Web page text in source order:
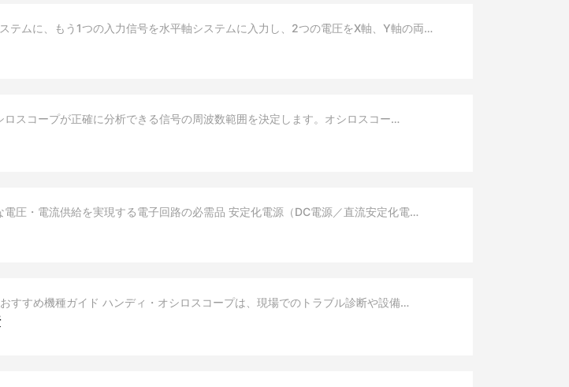
テムに、もう1つの入力信号を水平軸システムに入力し、2つの電圧をX軸、Y軸の両…
スコープが正確に分析できる信号の周波数範囲を決定します。オシロスコー…
圧・電流供給を実現する電子回路の必需品 安定化電源（DC電源／直流安定化電…
すすめ機種ガイド ハンディ・オシロスコープは、現場でのトラブル診断や設備…